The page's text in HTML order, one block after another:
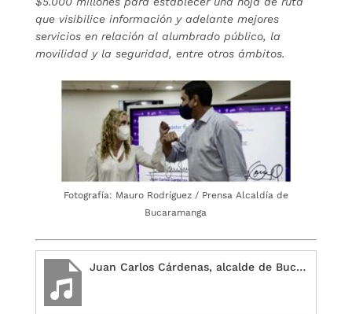
que visibilice información y adelante mejores
servicios en relación al alumbrado público, la
movilidad y la seguridad, entre otros ámbitos.
Fotografía: Mauro Rodríguez / Prensa Alcaldía de
Bucaramanga
Juan Carlos Cárdenas, alcalde de Bucaramanga